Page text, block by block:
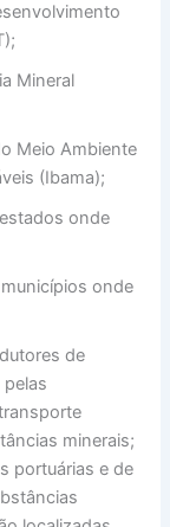
Mineral
Meio Ambiente
(Ibama);
onde
onde
de
minerais;
portuárias e de